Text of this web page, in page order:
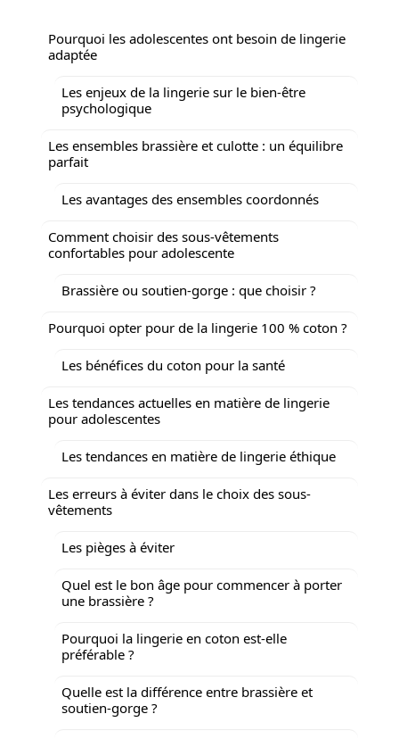
Pourquoi les adolescentes ont besoin de lingerie
adaptée
Les enjeux de la lingerie sur le bien-être
psychologique
Les ensembles brassière et culotte : un équilibre
parfait
Les avantages des ensembles coordonnés
Comment choisir des sous-vêtements
confortables pour adolescente
Brassière ou soutien-gorge : que choisir ?
Pourquoi opter pour de la lingerie 100 % coton ?
Les bénéfices du coton pour la santé
Les tendances actuelles en matière de lingerie
pour adolescentes
Les tendances en matière de lingerie éthique
Les erreurs à éviter dans le choix des sous-
vêtements
Les pièges à éviter
Quel est le bon âge pour commencer à porter
une brassière ?
Pourquoi la lingerie en coton est-elle
préférable ?
Quelle est la différence entre brassière et
soutien-gorge ?